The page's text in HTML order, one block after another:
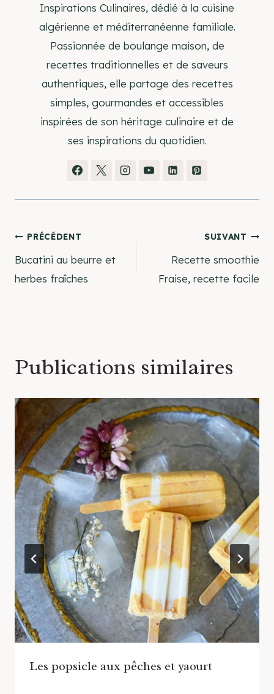
Inspirations Culinaires, dédié à la cuisine
algérienne et méditerranéenne familiale.
Passionnée de boulange maison, de
recettes traditionnelles et de saveurs
authentiques, elle partage des recettes
simples, gourmandes et accessibles
inspirées de son héritage culinaire et de
ses inspirations du quotidien.
Navigation
de
PRÉCÉDENT
Bucatini au beurre et
herbes fraîches
SUIVANT
Recette smoothie
Fraise, recette facile
Publications similaires
Les popsicle aux pêches et yaourt